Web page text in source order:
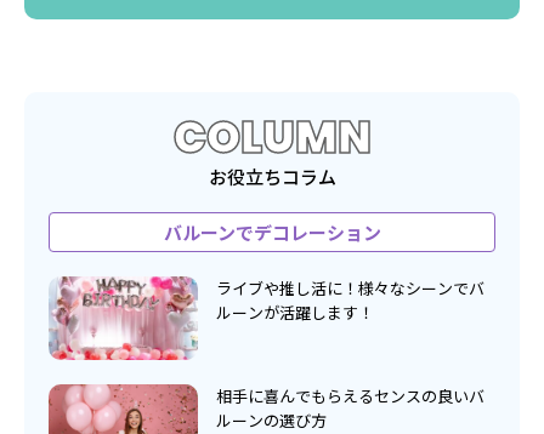
COLUMN
お役立ちコラム
バルーンでデコレーション
ライブや推し活に！様々なシーンでバ
ルーンが活躍します！
相手に喜んでもらえるセンスの良いバ
ルーンの選び方